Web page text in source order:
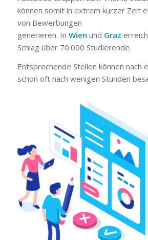
können somit in extrem kurzer Zeit
von Bewerbungen
generieren. In Wien und Graz
Schlag über 70.000 Studierende.
Entsprechende Stellen können nach
schon oft nach wenigen Stunden